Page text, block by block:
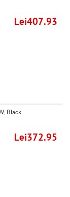
Lei407.93
Black
Lei372.95